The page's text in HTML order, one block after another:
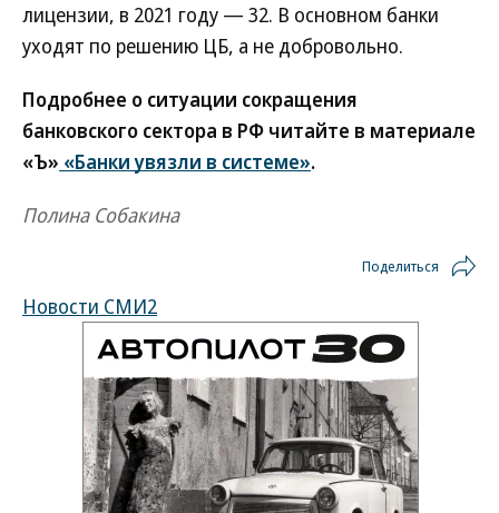
лицензии, в 2021 году — 32. В основном банки
уходят по решению ЦБ, а не добровольно.
Подробнее о ситуации сокращения
банковского сектора в РФ читайте в материале
«Ъ» «Банки увязли в системе».
Полина Собакина
Поделиться
Новости СМИ2